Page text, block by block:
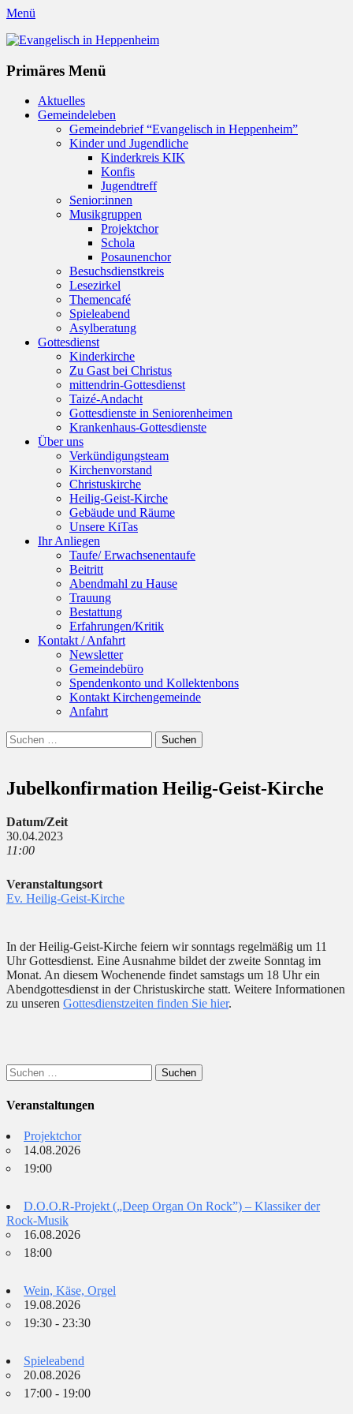
Menü
Evangelisch in Heppenheim
Primäres Menü
Zum
Inhalt
Aktuelles
Gemeindeleben
Gemeindebrief “Evangelisch in Heppenheim”
Kinder und Jugendliche
Kinderkreis KIK
Konfis
Jugendtreff
Senior:innen
Musikgruppen
Projektchor
Schola
Posaunenchor
Besuchsdienstkreis
Lesezirkel
Themencafé
Spieleabend
Asylberatung
Gottesdienst
Kinderkirche
Zu Gast bei Christus
mittendrin-Gottesdienst
Taizé-Andacht
Gottesdienste in Seniorenheimen
Krankenhaus-Gottesdienste
Über uns
Verkündigungsteam
Kirchenvorstand
Christuskirche
Heilig-Geist-Kirche
Gebäude und Räume
Unsere KiTas
Ihr Anliegen
Taufe/ Erwachsenentaufe
Beitritt
Abendmahl zu Hause
Trauung
Bestattung
Erfahrungen/Kritik
Kontakt / Anfahrt
Newsletter
Gemeindebüro
Spendenkonto und Kollektenbons
Kontakt Kirchengemeinde
Anfahrt
Suchen
Suchen
nach:
Jubelkonfirmation Heilig-Geist-Kirche
Datum/Zeit
30.04.2023
11:00
Veranstaltungsort
Ev. Heilig-Geist-Kirche
In der Heilig-Geist-Kirche feiern wir sonntags regelmäßig um 11
Uhr Gottesdienst. Eine Ausnahme bildet der zweite Sonntag im
Monat. An diesem Wochenende findet samstags um 18 Uhr ein
Abendgottesdienst in der Christuskirche statt. Weitere Informationen
zu unseren Gottesdienstzeiten finden Sie hier.
Suchen
nach:
Veranstaltungen
Projektchor
14.08.2026
19:00
D.O.O.R-Projekt („Deep Organ On Rock”) – Klassiker der
Rock-Musik
16.08.2026
18:00
Wein, Käse, Orgel
19.08.2026
19:30 - 23:30
Spieleabend
20.08.2026
17:00 - 19:00